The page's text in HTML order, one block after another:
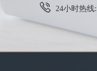
24小时热线: